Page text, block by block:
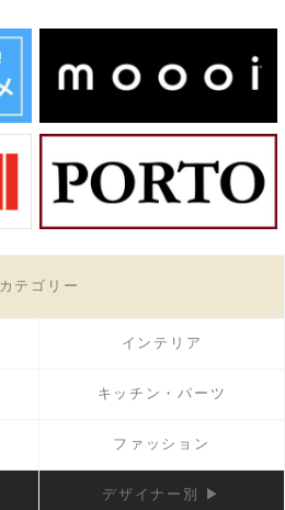
カテゴリー
インテリア
キッチン・パーツ
ファッション
デザイナー別 ▶